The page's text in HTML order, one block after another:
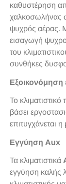
καθυστέρηση
χαλκοσωλήνας
ψυχρός αέρας.
εισαγωγή
του
συνθήκες
Εξοικονόμηση
Το
βάσει
επιτυγχάνεται
Εγγύηση Aux
Τα κλιματιστικά
εγγύηση καλής